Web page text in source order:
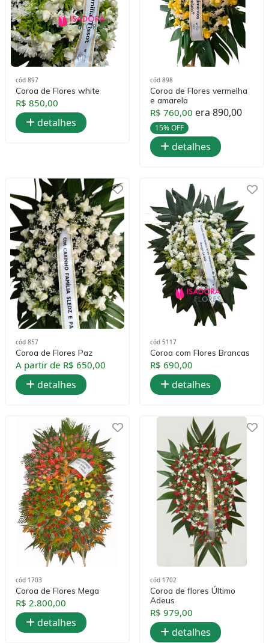
cód 897
Coroa de Flores white
R$ 850,00
detalhes
cód 898
Coroa de Flores vermelha
e amarela
R$ 760,00 era 890,00
15% OFF
detalhes
cód 857
Coroa de Flores Paz
A partir de R$ 650,00
detalhes
cód 5117
Coroa com Flores Brancas
R$ 690,00
detalhes
cód 1703
Coroa de Flores Mega
R$ 2.800,00
detalhes
cód 1702
Coroa de flores Último
Adeus
R$ 979,00
detalhes